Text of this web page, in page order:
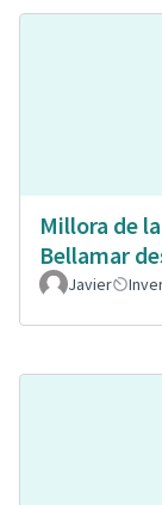
Millora de
Bellamar
Javier